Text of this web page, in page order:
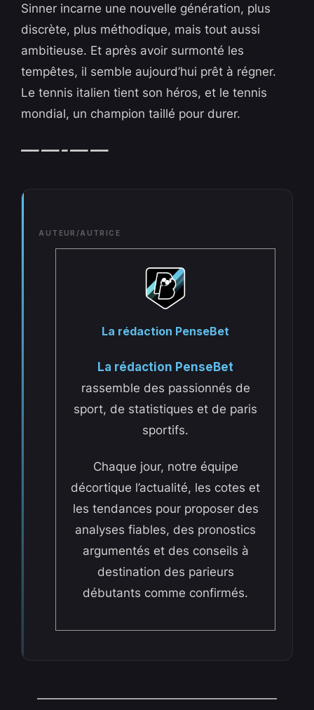
Sinner incarne une nouvelle génération, plus
discrète, plus méthodique, mais tout aussi
ambitieuse. Et après avoir surmonté les
tempêtes, il semble aujourd’hui prêt à régner.
Le tennis italien tient son héros, et le tennis
mondial, un champion taillé pour durer.
—– —– – —– —–
AUTEUR/AUTRICE
La rédaction PenseBet
La rédaction PenseBet
rassemble des passionnés de
sport, de statistiques et de paris
sportifs.
Chaque jour, notre équipe
décortique l’actualité, les cotes et
les tendances pour proposer des
analyses fiables, des pronostics
argumentés et des conseils à
destination des parieurs
débutants comme confirmés.